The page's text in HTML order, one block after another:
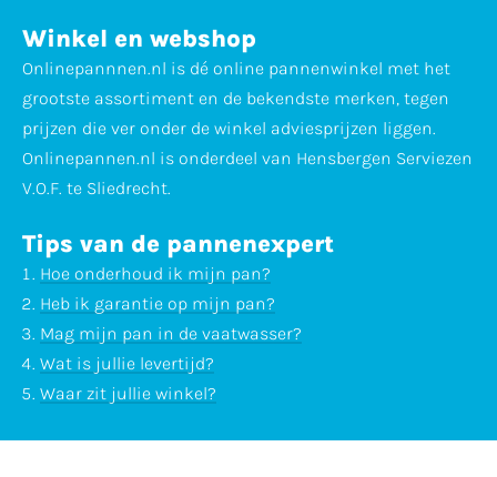
Winkel en webshop
Onlinepannnen.nl is dé online pannenwinkel met het
grootste assortiment en de bekendste merken, tegen
prijzen die ver onder de winkel adviesprijzen liggen.
Onlinepannen.nl is onderdeel van Hensbergen Serviezen
V.O.F. te Sliedrecht.
Tips van de pannenexpert
Hoe onderhoud ik mijn pan?
Heb ik garantie op mijn pan?
Mag mijn pan in de vaatwasser?
Wat is jullie levertijd?
Waar zit jullie winkel?